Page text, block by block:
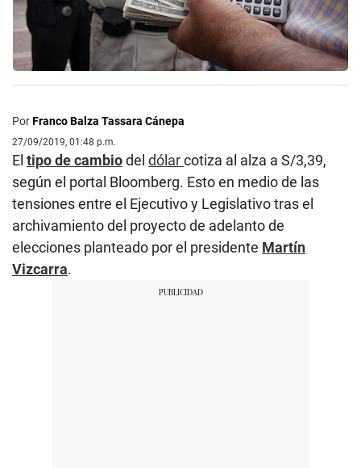
PorFranco Balza Tassara Cánepa
27/09/2019, 01:48 p.m.
El tipo de cambiodel dólarcotiza al alza a S/3,39,
según el portal Bloomberg. Esto en medio de las
tensiones entre el Ejecutivo y Legislativo tras el
archivamiento del proyecto de adelanto de
elecciones planteado por el presidente Martín
Vizcarra.